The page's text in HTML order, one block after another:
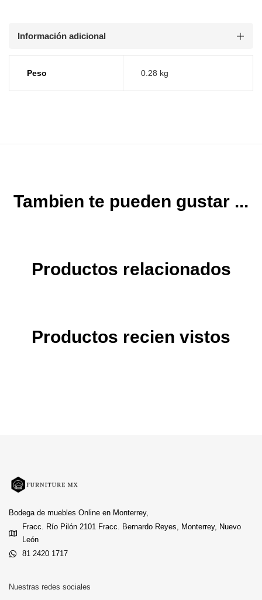
Información adicional
Peso 0.28 kg
Tambien te pueden gustar ...
Productos relacionados
Productos recien vistos
Bodega de muebles Online en Monterrey,
Fracc. Río Pilón 2101 Fracc. Bernardo Reyes, Monterrey, Nuevo
León
81 2420 1717
Nuestras redes sociales